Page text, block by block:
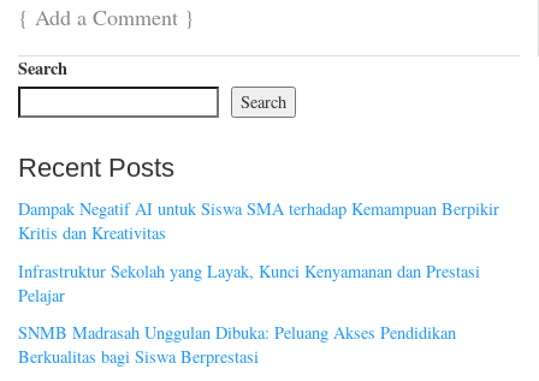
{ Add a Comment }
Search
Search
Recent Posts
Dampak Negatif AI untuk Siswa SMA terhadap Kemampuan Berpikir
Kritis dan Kreativitas
Infrastruktur Sekolah yang Layak, Kunci Kenyamanan dan Prestasi
Pelajar
SNMB Madrasah Unggulan Dibuka: Peluang Akses Pendidikan
Berkualitas bagi Siswa Berprestasi